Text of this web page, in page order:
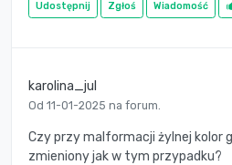
Udostępnij Zgłoś Wiadomość
karolina_jul
Od 11-01-2025 na forum.
Czy przy malformacji żylnej kolor
zmieniony jak w tym przypadku?